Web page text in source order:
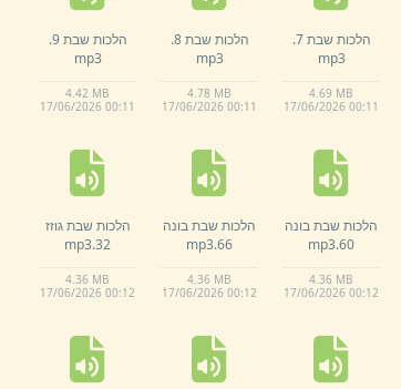
הלכות שבת 7.
mp3
4.69 MB
17/06/2026 00:11
הלכות שבת 8.
mp3
4.78 MB
17/06/2026 00:11
הלכות שבת 9.
mp3
4.42 MB
17/06/2026 00:11
הלכות שבת בונה
60.
mp3
4.36 MB
17/06/2026 00:12
הלכות שבת בונה
66.
mp3
4.36 MB
17/06/2026 00:12
הלכות שבת גוזז
32.
mp3
4.36 MB
17/06/2026 00:12